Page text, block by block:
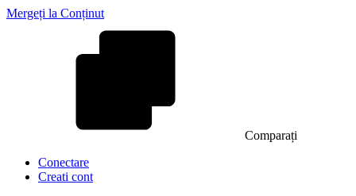
Mergeți la Conținut
Comparați
Conectare
Creati cont